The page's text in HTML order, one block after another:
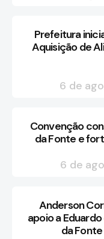
Prefeitura
Aquisição de
6 de
Convenção
da Fonte e
6 de
Anderson
apoio a
da